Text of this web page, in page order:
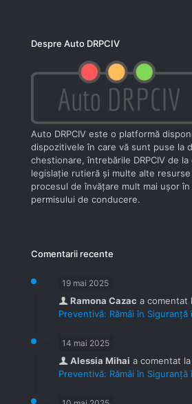
Despre Auto DRPCIV
Auto DRPCIV este o platformă
dispozitivele în care vă sunt puse la
chestionare, întrebările DRPCIV de
legislaţie rutieră şi multe alte
procesul de învăţare mult mai uşor
permisului de conducere.
Comentarii recente
19 mai 2025
Ramona Cazac a comentat
Preventivă: Rămâi în Siguranță
14 mai 2025
Alessia Mihai a comentat la
Preventivă: Rămâi în Siguranță